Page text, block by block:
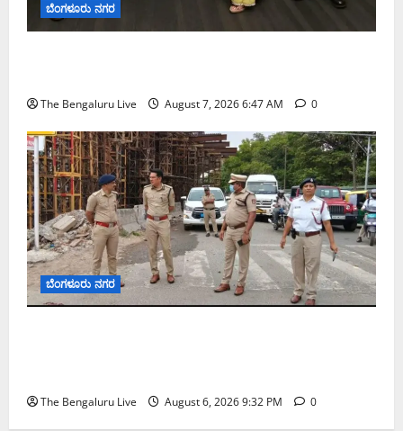
ಬೆಂಗಳೂರು ನಗರ
The Bengaluru Live August 7, 2026 6:47 AM 0
ಬೆಂಗಳೂರು ನಗರ
The Bengaluru Live August 6, 2026 9:32 PM 0